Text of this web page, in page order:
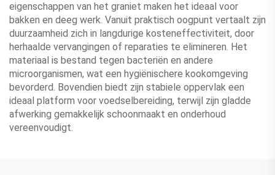
eigenschappen van het graniet maken het ideaal voor
bakken en deeg werk. Vanuit praktisch oogpunt vertaalt zijn
duurzaamheid zich in langdurige kosteneffectiviteit, door
herhaalde vervangingen of reparaties te elimineren. Het
materiaal is bestand tegen bacteriën en andere
microorganismen, wat een hygiënischere kookomgeving
bevorderd. Bovendien biedt zijn stabiele oppervlak een
ideaal platform voor voedselbereiding, terwijl zijn gladde
afwerking gemakkelijk schoonmaakt en onderhoud
vereenvoudigt.